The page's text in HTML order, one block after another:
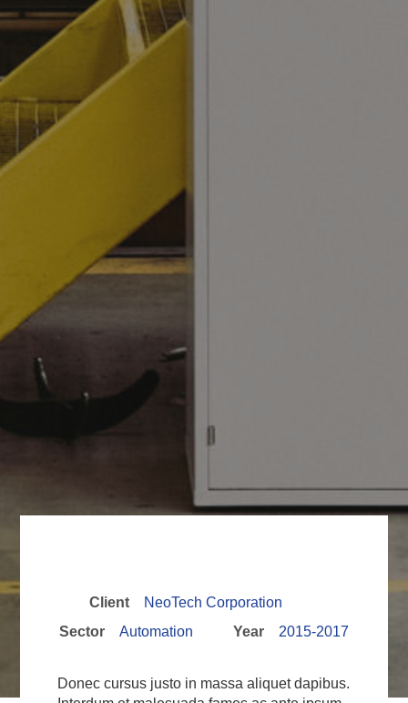
Client
NeoTech Corporation
Sector
Automation Year 2015-2017
Donec cursus justo in massa aliquet dapibus.